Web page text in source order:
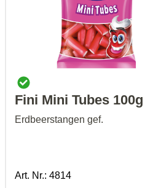
Fini Mini Tubes 100g
Erdbeerstangen gef.
Art. Nr.: 4814